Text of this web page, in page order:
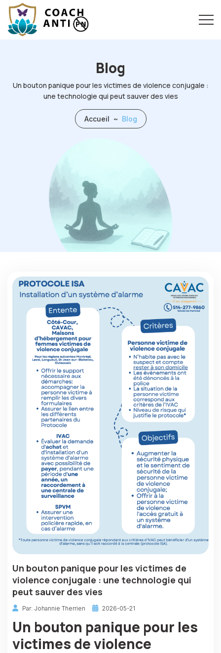
Blog
Un bouton panique pour les victimes de violence conjugale :
une technologie qui peut sauver des vies
Accueil ~ Blog
Un bouton panique pour les victimes de
violence conjugale : une technologie qui
peut sauver des vies
Par: Johannie Therrien 2026-05-21
Un bouton panique pour les
victimes de violence